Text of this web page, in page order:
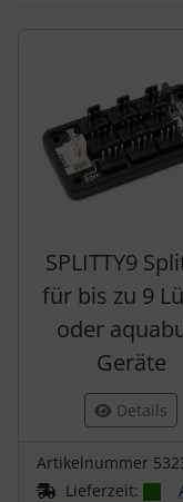
SPLITTY9
für bis zu 9
oder
Geräte
Details
Artikelnummer
Lieferzeit: